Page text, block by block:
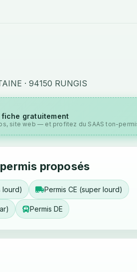
· 94150 RUNGIS
gratuitement
site web — et profitez du SAAS ton-
proposés
lourd) Permis CE (super lourd)
Permis DE